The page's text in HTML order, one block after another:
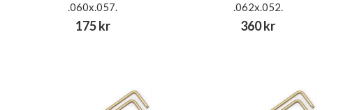
.060x.057.
175 kr
.062x.052.
360 kr